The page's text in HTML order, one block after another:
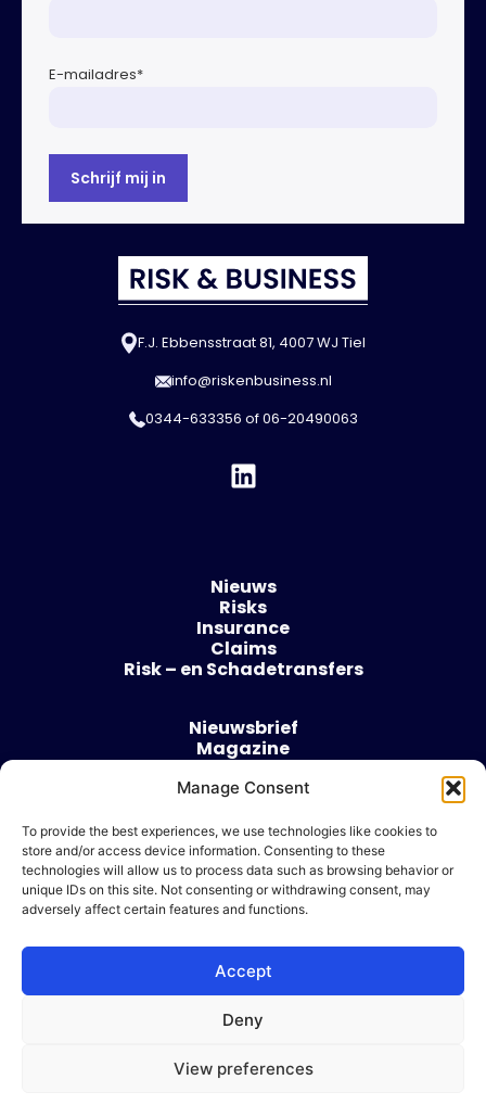
Manage Consent
To provide the best experiences, we use technologies like cookies to
store and/or access device information. Consenting to these
technologies will allow us to process data such as browsing behavior or
unique IDs on this site. Not consenting or withdrawing consent, may
adversely affect certain features and functions.
Accept
Deny
View preferences
E-mailadres*
F.J. Ebbensstraat 81, 4007 WJ Tiel
info@riskenbusiness.nl
0344-633356 of06-20490063
Nieuws
Risks
Insurance
Claims
Risk – en Schadetransfers
Nieuwsbrief
Magazine
Over
Algemene voorwaarden
Cookie beleid
Ik wil adverteren
© 2026 Risk & Business
| Design & Development door